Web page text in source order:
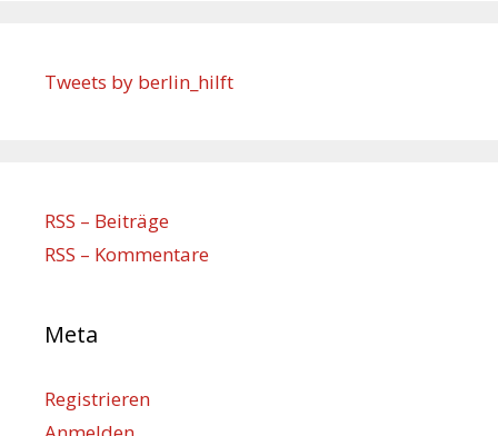
Tweets by berlin_hilft
RSS – Beiträge
RSS – Kommentare
Meta
Registrieren